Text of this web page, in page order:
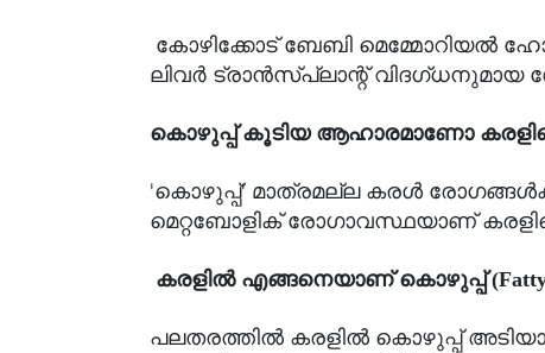
കോഴിക്കോട് ബേബി മെമ്മോറിയല്‍
ലിവര്‍ ട്രാന്‍സ്പ്ലാന്റ്
കൊഴുപ്പ് കൂടിയ ആഹാരമാണോ
'കൊഴുപ്പ്' മാത്രമല്ല കരൾ
മെറ്റബോളിക് രോഗാവസ്ഥയാണ്
കരളിൽ എങ്ങനെയാണ് കൊഴുപ്പ്
പലതരത്തിൽ കരളിൽ കൊഴുപ്പ്